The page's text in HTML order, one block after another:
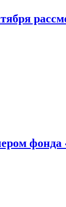
фонда